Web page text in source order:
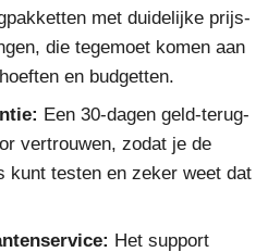
met duidelijke prijs-
die tegemoet komen aan
en budgetten.
Een 30-dagen geld-terug-
vertrouwen, zodat je de
kunt testen en zeker weet dat
Het support